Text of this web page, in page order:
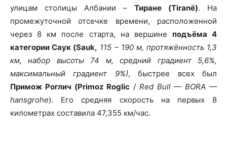
улицам столицы Албании – Тиране (Tiranë). На
промежуточной отсечке времени, расположенной
через 8 км после старта, на вершине подъёма 4
категории Саук (Sauk, 115 – 190 м, протяжённость 1,3
км, набор высоты 74 м, средний градиент 5,6%,
максимальный градиент 9%), быстрее всех был
Примож Роглич (Primoz Roglic / Red Bull — BORA —
hansgrohe). Его средняя скорость на первых 8
километрах составила 47,355 км/час.